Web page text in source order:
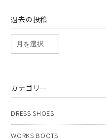
過去の投稿
カテゴリー
DRESS SHOES
WORKS BOOTS